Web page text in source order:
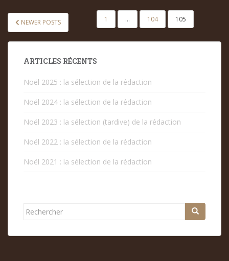
PAGINATION
DES
PUBLICATIONS
NEWER POSTS 1 … 104 105
ARTICLES RÉCENTS
Noël 2025 : la sélection de la rédaction
Noël 2024 : la sélection de la rédaction
Noël 2023 : la sélection (tardive) de la rédaction
Noël 2022 : la sélection de la rédaction
Noël 2021 : la sélection de la rédaction
Rechercher...